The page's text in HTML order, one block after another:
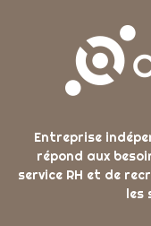
Entreprise
répond aux
service RH et de
les